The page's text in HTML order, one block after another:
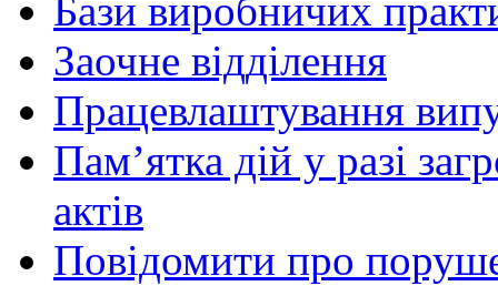
Бази виробничих
Заочне відділення
Працевлаштування
Пам’ятка дій у разі
актів
Повідомити про